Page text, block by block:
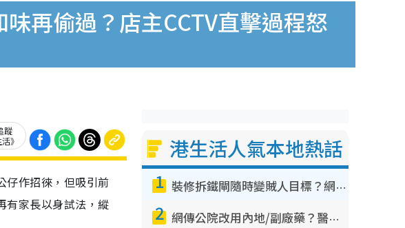
再偷過？店主CCTV直擊過程怒
蹤
》
仔作招徠，但吸引前
有家長以身試法，縱
港生活人氣本地熱話
1 裝修拆鐵閘隨時變賊人目標？網民揭2大關鍵用途：裝新式等於白裝？附新舊鐵閘分別
2 網傳公院改用內地/副廠藥？醫生拆解正副廠分別 揭4類人換藥隨時出事